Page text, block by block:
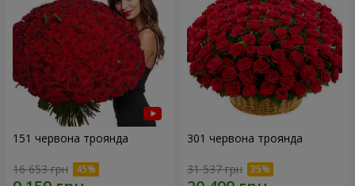
151 червона троянда
16 653 грн
301 червона троянда
31 537 грн